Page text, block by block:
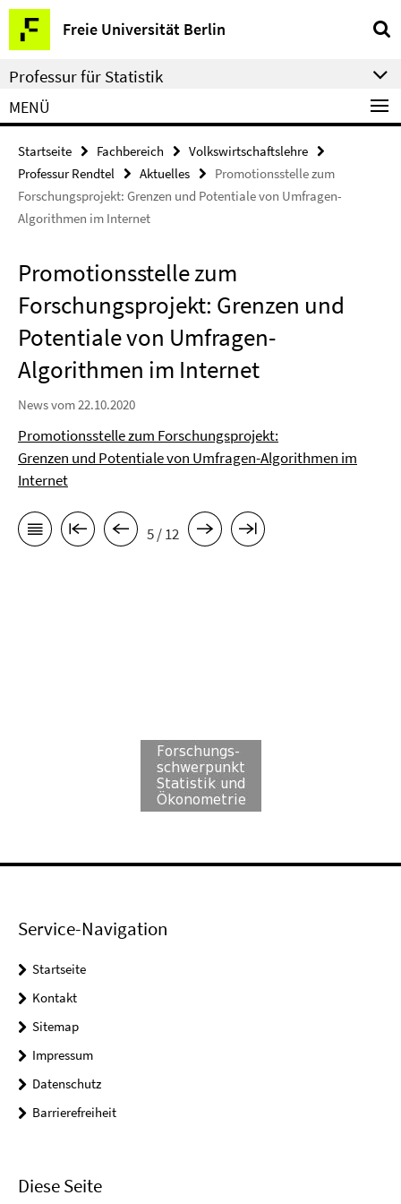
Springe
direkt
zu
Inhalt
Freie Universität Berlin
Service-
Navigation
Professur für Statistik
MENÜ
Startseite Fachbereich
Volkswirtschaftslehre
Professur Rendtel
Aktuelles
Promotionsstelle zum
Forschungsprojekt: Grenzen und Potentiale von Umfragen-
Algorithmen im Internet
Promotionsstelle zum
Forschungsprojekt: Grenzen und
Potentiale von Umfragen-
Algorithmen im Internet
News vom 22.10.2020
Promotionsstelle zum Forschungsprojekt:
Grenzen und Potentiale von Umfragen-Algorithmen im
Internet
5 / 12
Service-Navigation
Startseite
Kontakt
Sitemap
Impressum
Datenschutz
Barrierefreiheit
Diese Seite